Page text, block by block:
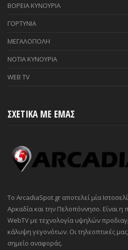
ΒΟΡΕΙΑ ΚΥΝΟΥΡΙΑ
ΓΟΡΤΥΝΙΑ
ΜΕΓΑΛΟΠΟΛΗ
ΝΟΤΙΑ ΚΥΝΟΥΡΙΑ
WEB TV
ΣΧΕΤΙΚΑ ΜΕ ΕΜΑΣ
Το ArcadiaSpot.gr αποτελεί μία
Αρκαδία και την Πελοπόννησο. Είναι η
WebTV με τεχνολογία υψηλών
κάλυψη γεγονότων. Οι τηλεοπτικές
σημείο αναφοράς.